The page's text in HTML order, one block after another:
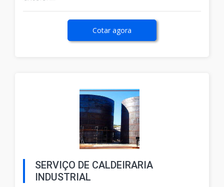
Cotar agora
SERVIÇO DE CALDEIRARIA
INDUSTRIAL